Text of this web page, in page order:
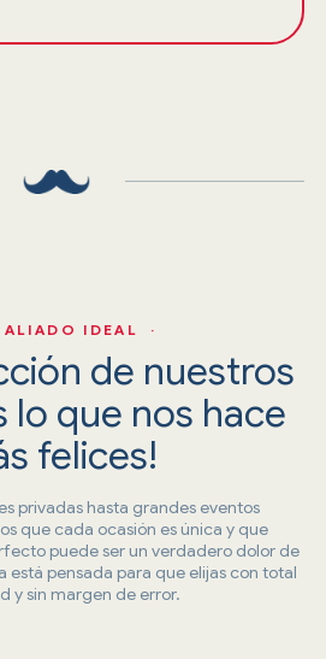
ALIADO IDEAL ·
de nuestros
lo que nos hace
felices!
privadas hasta grandes eventos
que cada ocasión es única y que
puede ser un verdadero dolor de
está pensada para que elijas con total
y sin margen de error.